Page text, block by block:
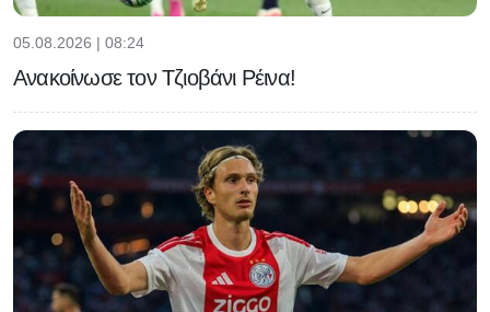
05.08.2026 | 08:24
Ανακοίνωσε τον Τζιοβάνι Ρέινα!